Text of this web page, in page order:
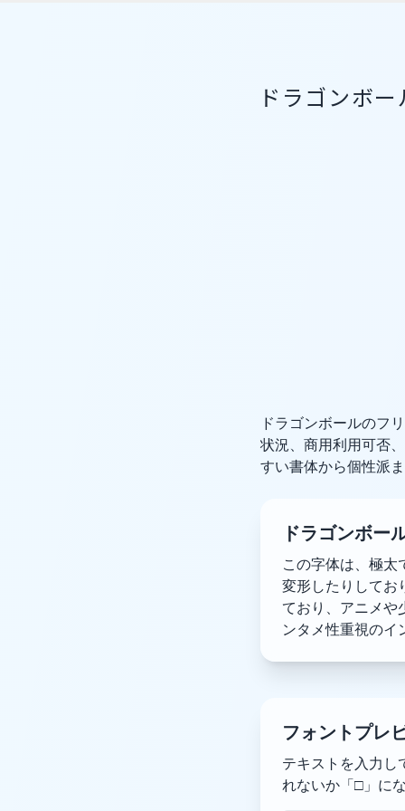
ドラゴンボ
ドラゴンボールのフ
状況、商用利用可否
すい書体から個性派
ドラゴンボー
この字体は、極
変形したりしてお
ており、アニメや
ンタメ性重視のイ
フォントプレ
テキストを入力し
れないか「□」に